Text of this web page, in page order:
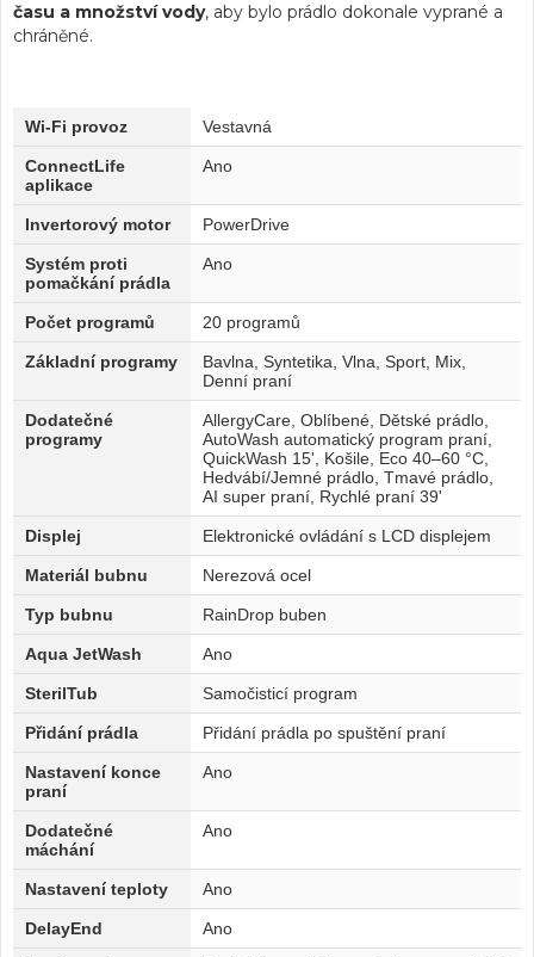
času a množství vody, aby bylo prádlo dokonale vyprané a
chráněné.
Wi-Fi provoz Vestavná
ConnectLife
aplikace
Ano
Invertorový motor PowerDrive
Systém proti
pomačkání prádla
Ano
Počet programů 20 programů
Základní programy
Bavlna, Syntetika, Vlna, Sport, Mix,
Denní praní
Dodatečné
programy
AllergyCare, Oblíbené, Dětské prádlo,
AutoWash automatický program praní,
QuickWash 15', Košile, Eco 40–60 °C,
Hedvábí/Jemné prádlo, Tmavé prádlo,
AI super praní, Rychlé praní 39'
Displej Elektronické ovládání s LCD displejem
Materiál bubnu Nerezová ocel
Typ bubnu RainDrop buben
Aqua JetWash Ano
SterilTub Samočisticí program
Přidání prádla Přidání prádla po spuštění praní
Nastavení konce
praní
Ano
Dodatečné
máchání
Ano
Nastavení teploty Ano
DelayEnd Ano